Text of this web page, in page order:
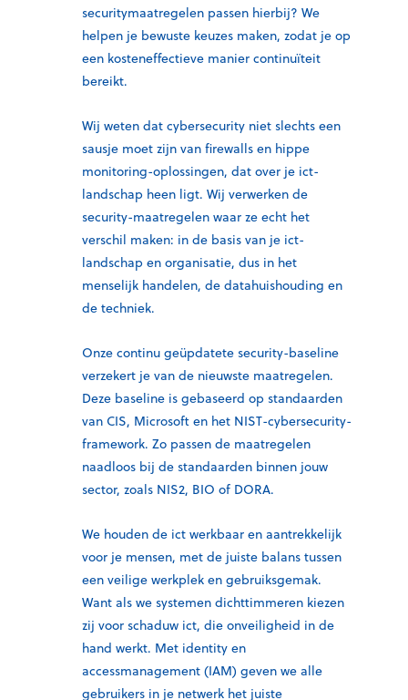
securitymaatregelen passen hierbij? We
helpen je bewuste keuzes maken, zodat je op
een kosteneffectieve manier continuïteit
bereikt.
Wij weten dat cybersecurity niet slechts een
sausje moet zijn van firewalls en hippe
monitoring-oplossingen, dat over je ict-
landschap heen ligt. Wij verwerken de
security-maatregelen waar ze echt het
verschil maken: in de basis van je ict-
landschap en organisatie, dus in het
menselijk handelen, de datahuishouding en
de techniek.
Onze continu geüpdatete security-baseline
verzekert je van de nieuwste maatregelen.
Deze baseline is gebaseerd op standaarden
van CIS, Microsoft en het NIST-cybersecurity-
framework. Zo passen de maatregelen
naadloos bij de standaarden binnen jouw
sector, zoals NIS2, BIO of DORA.
We houden de ict werkbaar en aantrekkelijk
voor je mensen, met de juiste balans tussen
een veilige werkplek en gebruiksgemak.
Want als we systemen dichttimmeren kiezen
zij voor schaduw ict, die onveiligheid in de
hand werkt. Met identity en
accessmanagement (IAM) geven we alle
gebruikers in je netwerk het juiste